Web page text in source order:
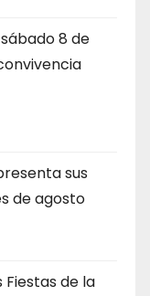
8 de
sus
de agosto
de la